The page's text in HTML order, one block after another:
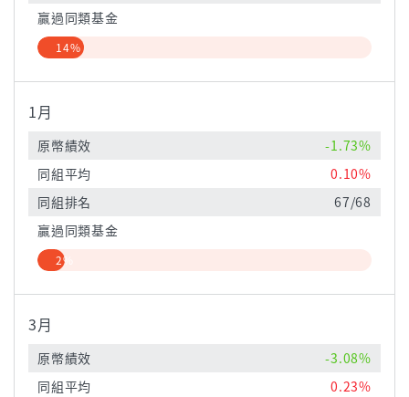
贏過同類基金
14%
1月
原幣績效
-1.73%
同組平均
0.10%
同組排名
67/68
贏過同類基金
2%
3月
原幣績效
-3.08%
同組平均
0.23%